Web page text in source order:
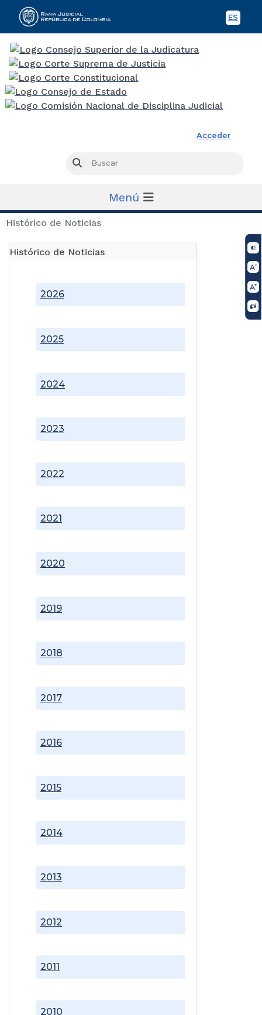
ES
Acceder
Buscar
Menú
Histórico de Noticias
Histórico de Noticias
2010
2011
2012
2013
2014
2015
2016
2017
2018
2019
2020
2021
2022
2023
2024
2025
2026